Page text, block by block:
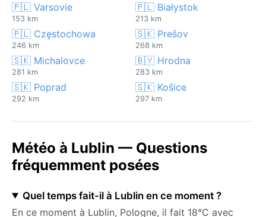
🇵🇱 Varsovie
153 km
🇵🇱 Białystok
213 km
🇵🇱 Częstochowa
246 km
🇸🇰 Prešov
268 km
🇸🇰 Michalovce
281 km
🇧🇾 Hrodna
283 km
🇸🇰 Poprad
292 km
🇸🇰 Košice
297 km
Météo à Lublin — Questions
fréquemment posées
Quel temps fait-il à Lublin en ce moment ?
En ce moment à Lublin, Pologne, il fait 18°C avec